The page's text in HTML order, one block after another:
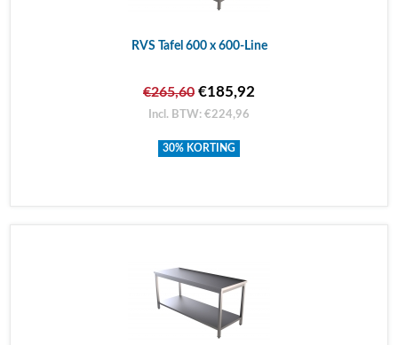
RVS Tafel 600 x 600-Line
€265,60 €185,92
Incl. BTW: €224,96
30% KORTING